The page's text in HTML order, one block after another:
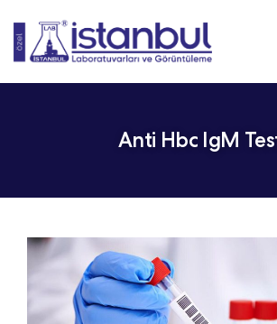
Anti Hbc IgM